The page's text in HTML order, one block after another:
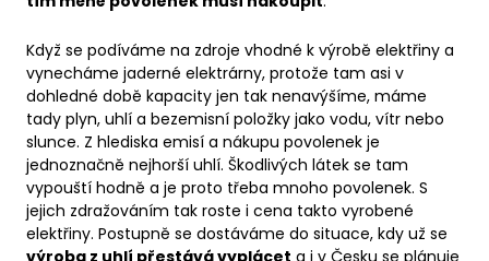
Když se podíváme na zdroje vhodné k výrobě elektřiny a
vynecháme jaderné elektrárny, protože tam asi v
dohledné době kapacity jen tak nenavýšíme, máme
tady plyn, uhlí a bezemisní položky jako vodu, vítr nebo
slunce. Z hlediska emisí a nákupu povolenek je
jednoznačně nejhorší uhlí. Škodlivých látek se tam
vypouští hodně a je proto třeba mnoho povolenek. S
jejich zdražováním tak roste i cena takto vyrobené
elektřiny. Postupně se dostáváme do situace, kdy už se
výroba z uhlí přestává vyplácet a i v Česku se plánuje